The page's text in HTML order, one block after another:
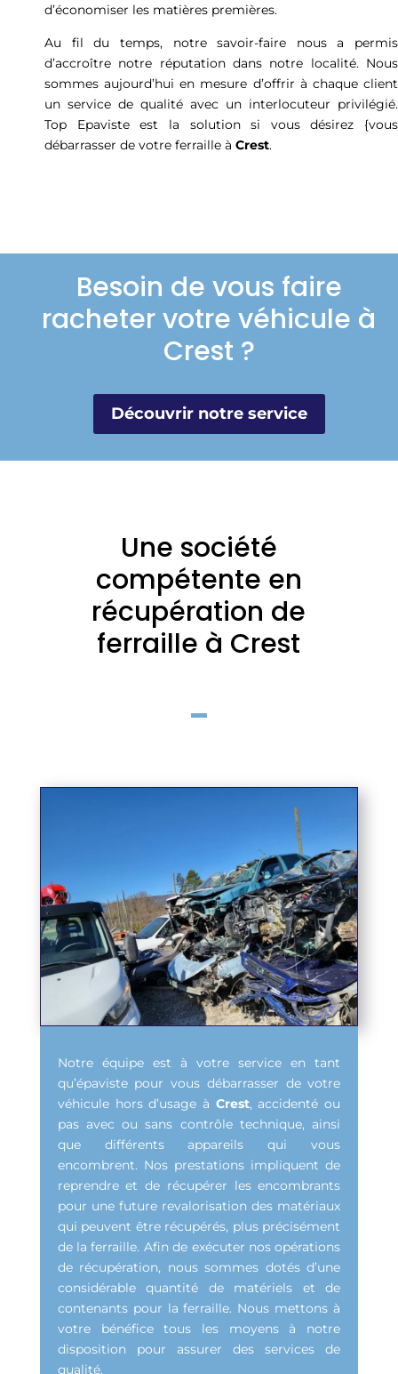
d’économiser les matières premières.
Au fil du temps, notre savoir-faire nous a permis
d’accroître notre réputation dans notre localité. Nous
sommes aujourd’hui en mesure d’offrir à chaque client
un service de qualité avec un interlocuteur privilégié.
Top Epaviste est la solution si vous désirez {vous
débarrasser de votre ferraille à Crest.
Besoin de vous faire
racheter votre véhicule à
Crest ?
Découvrir notre service
Une société
compétente en
récupération de
ferraille à Crest
Notre équipe est à votre service en tant
qu’épaviste pour vous débarrasser de votre
véhicule hors d’usage à Crest, accidenté ou
pas avec ou sans contrôle technique, ainsi
que différents appareils qui vous
encombrent. Nos prestations impliquent de
reprendre et de récupérer les encombrants
pour une future revalorisation des matériaux
qui peuvent être récupérés, plus précisément
de la ferraille. Afin de exécuter nos opérations
de récupération, nous sommes dotés d’une
considérable quantité de matériels et de
contenants pour la ferraille. Nous mettons à
votre bénéfice tous les moyens à notre
disposition pour assurer des services de
qualité.